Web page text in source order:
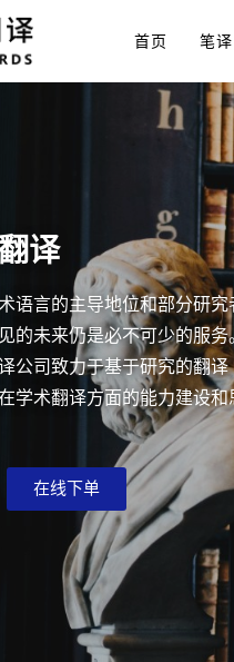
首页 笔译
译
语言的主导地位和部分研
的未来仍是必不可少的服
公司致力于基于研究的翻
学术翻译方面的能力建设
在线下单